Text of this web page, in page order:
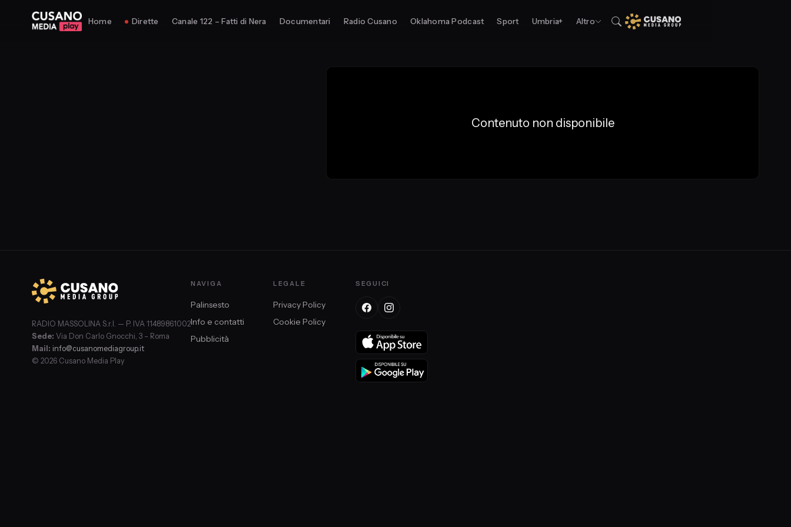
Home Dirette Canale 122 – Fatti di Nera Documentari Radio Cusano Oklahoma Podcast Sport Umbria+ Altro
Contenuto non disponibile
RADIO MASSOLINA S.r.l. — P. IVA 11489861002
Sede: Via Don Carlo Gnocchi, 3 – Roma
Mail: info@cusanomediagroup.it
© 2026 Cusano Media Play
NAVIGA
Palinsesto
Info e contatti
Pubblicità
LEGALE
Privacy Policy
Cookie Policy
SEGUICI